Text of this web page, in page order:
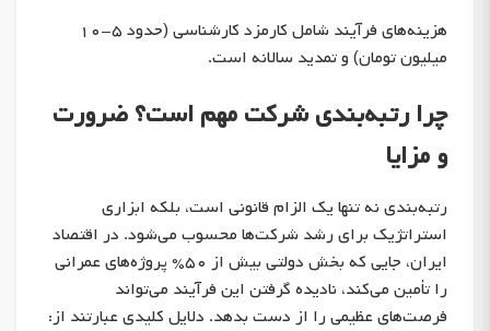
هزینه‌های فرآیند شامل کارمزد کارشناسی (حدود ۵-۱۰
میلیون تومان) و تمدید سالانه است.
چرا رتبه‌بندی شرکت مهم است؟ ضرورت
و مزایا
رتبه‌بندی نه تنها یک الزام قانونی است، بلکه ابزاری
استراتژیک برای رشد شرکت‌ها محسوب می‌شود. در اقتصاد
ایران، جایی که بخش دولتی بیش از ۵۰% پروژه‌های عمرانی
را تأمین می‌کند، نادیده گرفتن این فرآیند می‌تواند
فرصت‌های عظیمی را از دست بدهد. دلایل کلیدی عبارتند از: